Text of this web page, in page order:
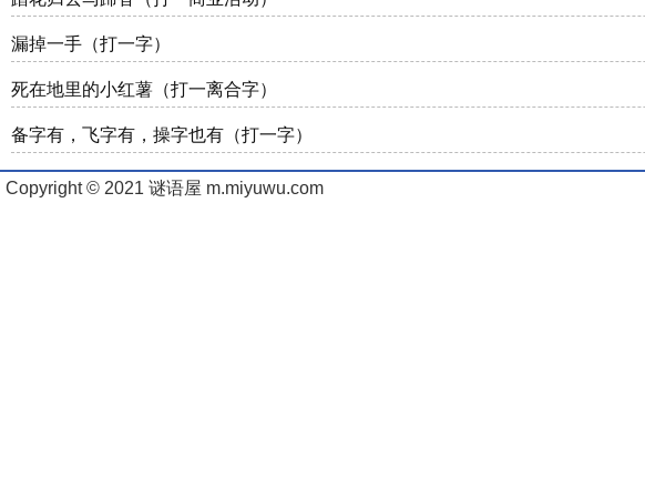
漏掉一手（打一字）
死在地里的小红薯（打一离合字）
备字有，飞字有，操字也有（打一字）
Copyright © 2021 谜语屋 m.miyuwu.com